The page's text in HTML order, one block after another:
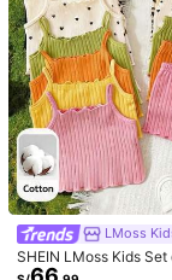
j***t
واوووووووو
Detalles Del
Material:
Composición:
4.95
LMoss
SHEIN LMoss Kids
de top de camisola